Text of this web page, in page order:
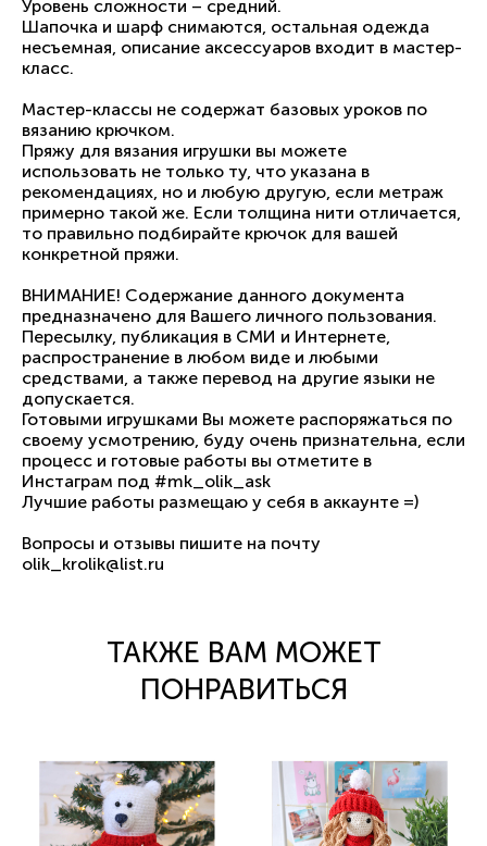
Уровень сложности – средний.
Шапочка и шарф снимаются, остальная одежда
несъемная, описание аксессуаров входит в мастер-
класс.
Мастер-классы не содержат базовых уроков по
вязанию крючком.
Пряжу для вязания игрушки вы можете
использовать не только ту, что указана в
рекомендациях, но и любую другую, если метраж
примерно такой же. Если толщина нити отличается,
то правильно подбирайте крючок для вашей
конкретной пряжи.
ВНИМАНИЕ! Содержание данного документа
предназначено для Вашего личного пользования.
Пересылку, публикация в СМИ и Интернете,
распространение в любом виде и любыми
средствами, а также перевод на другие языки не
допускается.
Готовыми игрушками Вы можете распоряжаться по
своему усмотрению, буду очень признательна, если
процесс и готовые работы вы отметите в
Инстаграм под #mk_olik_ask
Лучшие работы размещаю у себя в аккаунте =)
Вопросы и отзывы пишите на почту
olik_krolik@list.ru
ТАКЖЕ ВАМ МОЖЕТ
ПОНРАВИТЬСЯ